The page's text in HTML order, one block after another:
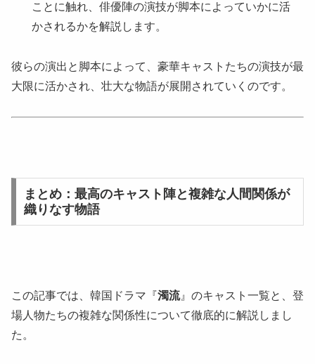
ことに触れ、俳優陣の演技が脚本によっていかに活
かされるかを解説します。
彼らの演出と脚本によって、豪華キャストたちの演技が最
大限に活かされ、壮大な物語が展開されていくのです。
まとめ：最高のキャスト陣と複雑な人間関係が
織りなす物語
この記事では、韓国ドラマ『濁流』のキャスト一覧と、登
場人物たちの複雑な関係性について徹底的に解説しまし
た。